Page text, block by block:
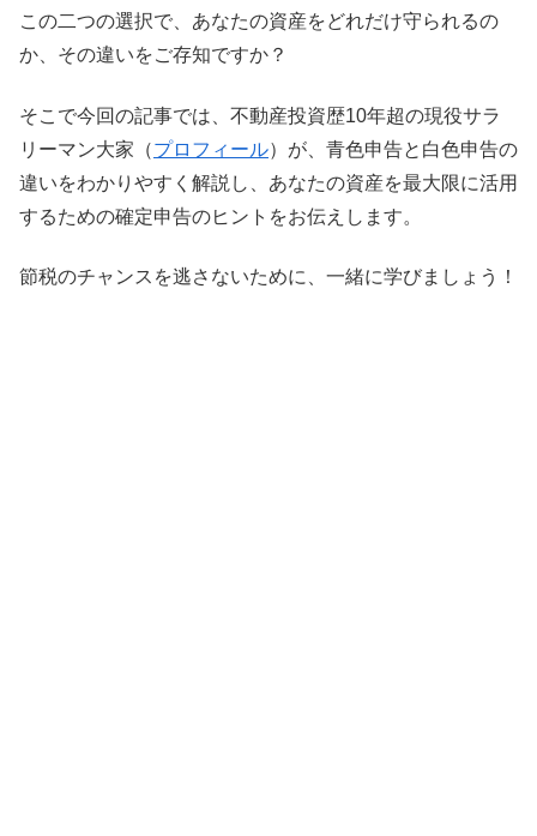
この二つの選択で、あなたの資産をどれだけ守られるの
か、その違いをご存知ですか？
そこで今回の記事では、不動産投資歴10年超の現役サラ
リーマン大家（プロフィール）が、青色申告と白色申告の
違いをわかりやすく解説し、あなたの資産を最大限に活用
するための確定申告のヒントをお伝えします。
節税のチャンスを逃さないために、一緒に学びましょう！